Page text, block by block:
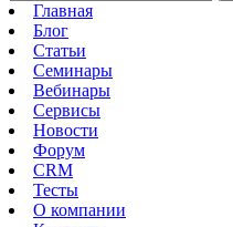
Главная
Блог
Статьи
Семинары
Вебинары
Сервисы
Новости
Форум
CRM
Тесты
О компании